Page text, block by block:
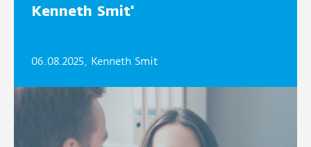
Kenneth Smit'
06.08.2025, Kenneth Smit